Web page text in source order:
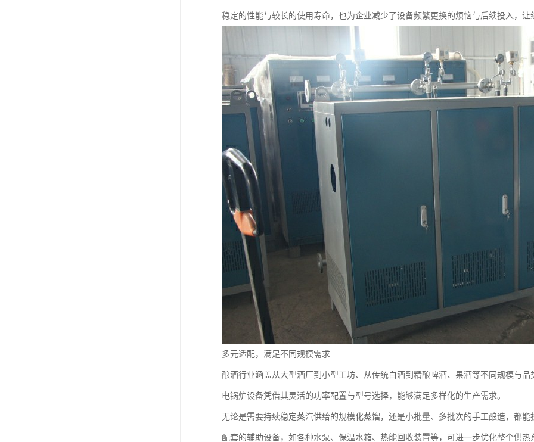
稳定的性能与较长的使用寿命，也为企业减少了设备频繁更换的烦恼与后续投入，
多元适配，满足不同规模需求
酿酒行业涵盖从大型酒厂到小型工坊、从传统白酒到精酿啤酒、果酒等不同规模与品
电锅炉设备凭借其灵活的功率配置与型号选择，能够满足多样化的生产需求。
无论是需要持续稳定蒸汽供给的规模化蒸馏，还是小批量、多批次的手工酿造，都
配套的辅助设备，如各种水泵、保温水箱、热能回收装置等，可进一步优化整个供